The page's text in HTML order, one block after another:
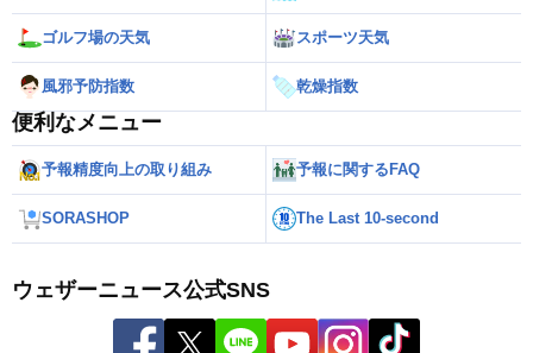
ゴルフ場の天気 スポーツ天気
風邪予防指数 乾燥指数
便利なメニュー
予報精度向上の取り組み 予報に関するFAQ
SORASHOP The Last 10-second
ウェザーニュース公式SNS